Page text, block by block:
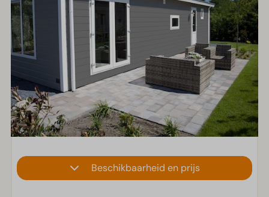
Beschikbaarheid en prijs